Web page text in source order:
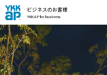
ビジネスのお客様
YKK AP for business